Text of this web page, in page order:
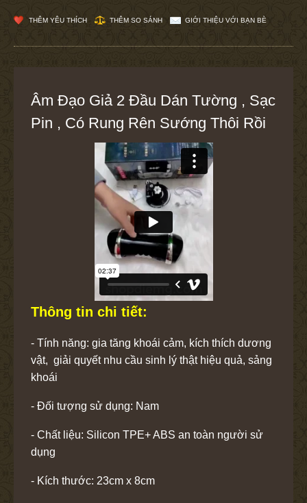
THÊM YÊU THÍCH THÊM SO SÁNH GIỚI THIỆU VỚI BẠN BÈ
Âm Đạo Giả 2 Đầu Dán Tường , Sạc
Pin , Có Rung Rên Sướng Thôi Rồi
Thông tin chi tiết:
- Tính năng: gia tăng khoái cảm, kích thích dương
vật, giải quyết nhu cầu sinh lý thật hiệu quả, sảng
khoái
- Đối tượng sử dụng: Nam
- Chất liệu: Silicon TPE+ ABS an toàn người sử
dụng
- Kích thước: 23cm x 8cm